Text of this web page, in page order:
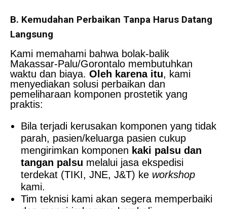
B. Kemudahan Perbaikan Tanpa Harus Datang
Langsung
Kami memahami bahwa bolak-balik
Makassar-Palu/Gorontalo membutuhkan
waktu dan biaya. Oleh karena itu, kami
menyediakan solusi perbaikan dan
pemeliharaan komponen prostetik yang
praktis:
Bila terjadi kerusakan komponen yang tidak
parah, pasien/keluarga pasien cukup
mengirimkan komponen kaki palsu dan
tangan palsu melalui jasa ekspedisi
terdekat (TIKI, JNE, J&T) ke workshop
kami.
Tim teknisi kami akan segera memperbaiki